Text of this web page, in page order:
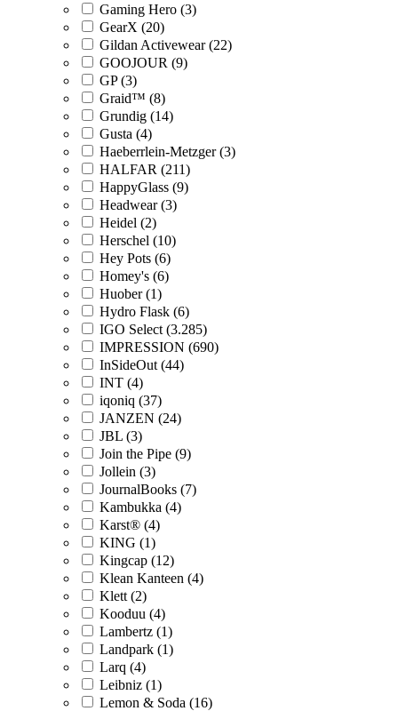
Gaming Hero (3)
GearX (20)
Gildan Activewear (22)
GOOJOUR (9)
GP (3)
Graid™ (8)
Grundig (14)
Gusta (4)
Haeberrlein-Metzger (3)
HALFAR (211)
HappyGlass (9)
Headwear (3)
Heidel (2)
Herschel (10)
Hey Pots (6)
Homey's (6)
Huober (1)
Hydro Flask (6)
IGO Select (3.285)
IMPRESSION (690)
InSideOut (44)
INT (4)
iqoniq (37)
JANZEN (24)
JBL (3)
Join the Pipe (9)
Jollein (3)
JournalBooks (7)
Kambukka (4)
Karst® (4)
KING (1)
Kingcap (12)
Klean Kanteen (4)
Klett (2)
Kooduu (4)
Lambertz (1)
Landpark (1)
Larq (4)
Leibniz (1)
Lemon & Soda (16)